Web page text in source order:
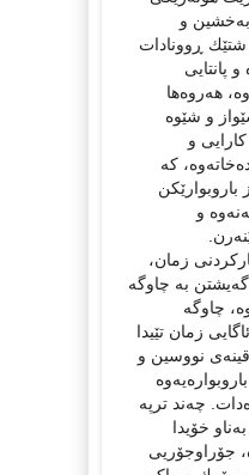
و
ڕوونادات
هەروەها
و شێوە
و
كە
باروبوارێكن
و
زمان،
بە چاوگە
چاوگە
زمان تێیدا
نووسین و
چەند ترپە
خۆیدا
جۆراوجۆریی